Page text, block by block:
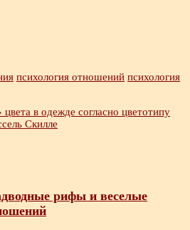
психология отношений психология
в одежде согласно цветотипу
Скилле
рифы и веселые